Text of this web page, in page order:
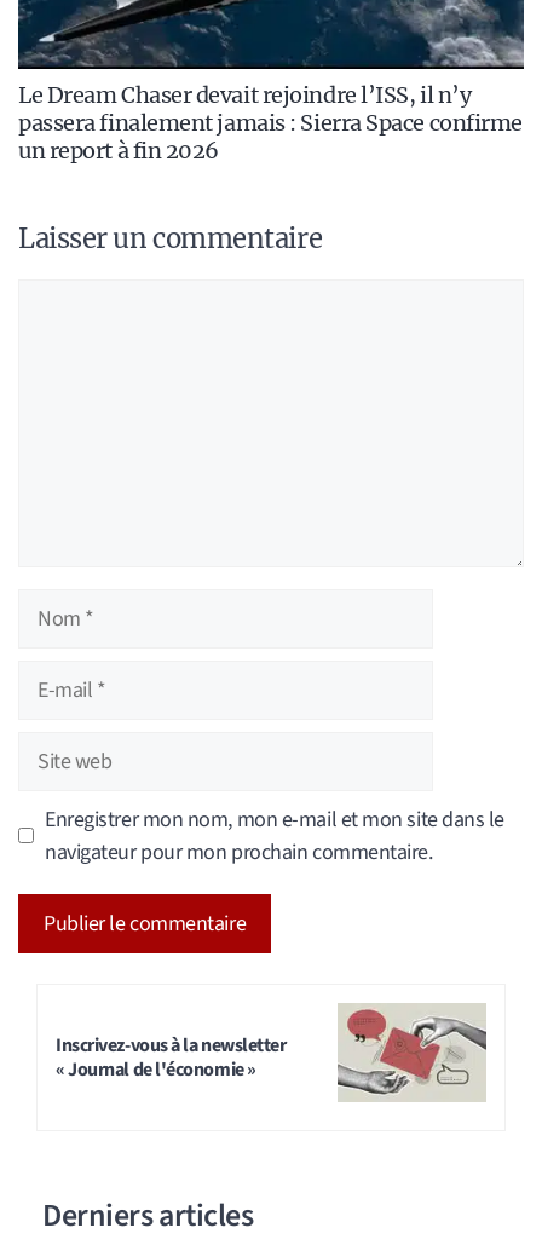
Le Dream Chaser devait rejoindre l’ISS, il n’y
passera finalement jamais : Sierra Space confirme
un report à fin 2026
Laisser un commentaire
Nom
Site
web
Enregistrer mon nom, mon e-mail et mon site dans le
navigateur pour mon prochain commentaire.
Inscrivez-vous à la newsletter
« Journal de l'économie »
Derniers articles